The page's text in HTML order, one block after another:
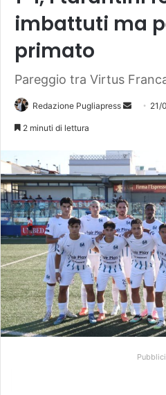
imbattuti ma
primato
Pareggio tra Virtus
Redazione Pugliapress
Invia 21/
2 minuti di lettura